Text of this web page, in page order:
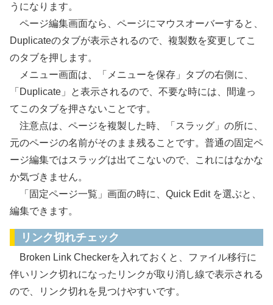
うになります。
ページ編集画面なら、ページにマウスオーバーすると、
Duplicateのタブが表示されるので、複製数を変更してこ
のタブを押します。
メニュー画面は、「メニューを保存」タブの右側に、
「Duplicate」と表示されるので、不要な時には、間違っ
てこのタブを押さないことです。
注意点は、ページを複製した時、「スラッグ」の所に、
元のページの名前がそのまま残ることです。普通の固定ペ
ージ編集ではスラッグは出てこないので、これにはなかな
か気づきません。
「固定ページ一覧」画面の時に、Quick Edit を選ぶと、
編集できます。
リンク切れチェック
Broken Link Checkerを入れておくと、ファイル移行に
伴いリンク切れになったリンクが取り消し線で表示される
ので、リンク切れを見つけやすいです。